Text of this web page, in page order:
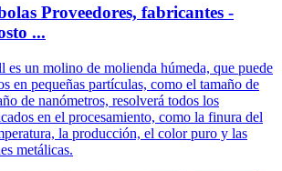
Proveedores, fabricantes -
...
un molino de molienda húmeda, que puede
en pequeñas partículas, como el tamaño de
de nanómetros, resolverá todos los
en el procesamiento, como la finura del
la producción, el color puro y las
metálicas.